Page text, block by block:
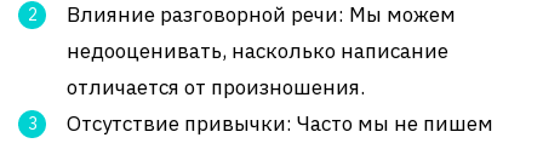
Влияние разговорной речи: Мы можем
недооценивать, насколько написание
отличается от произношения.
Отсутствие привычки: Часто мы не пишем